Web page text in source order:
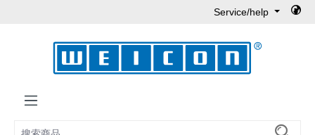
Service/help